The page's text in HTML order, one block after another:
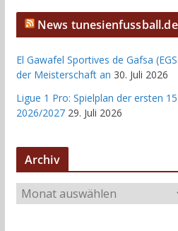
News tunesienfussball.de
El Gawafel Sportives de Gafsa
der Meisterschaft an 30. Juli 2026
Ligue 1 Pro: Spielplan der ersten
2026/2027 29. Juli 2026
Archiv
r